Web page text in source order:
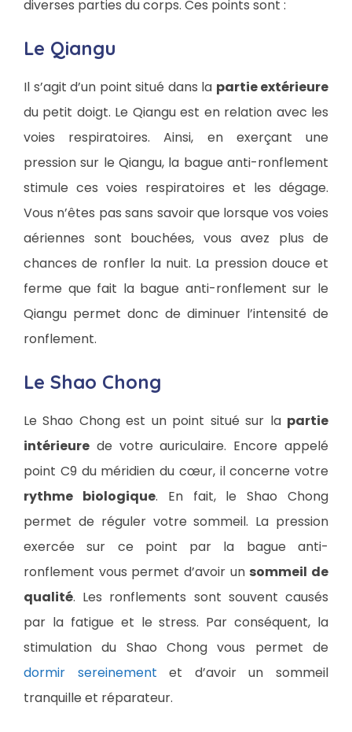
diverses parties du corps. Ces points sont :
Le Qiangu
Il s’agit d’un point situé dans la partie extérieure
du petit doigt. Le Qiangu est en relation avec les
voies respiratoires. Ainsi, en exerçant une
pression sur le Qiangu, la bague anti-ronflement
stimule ces voies respiratoires et les dégage.
Vous n’êtes pas sans savoir que lorsque vos voies
aériennes sont bouchées, vous avez plus de
chances de ronfler la nuit. La pression douce et
ferme que fait la bague anti-ronflement sur le
Qiangu permet donc de diminuer l’intensité de
ronflement.
Le Shao Chong
Le Shao Chong est un point situé sur la partie
intérieure de votre auriculaire. Encore appelé
point C9 du méridien du cœur, il concerne votre
rythme biologique. En fait, le Shao Chong
permet de réguler votre sommeil. La pression
exercée sur ce point par la bague anti-
ronflement vous permet d’avoir un sommeil de
qualité. Les ronflements sont souvent causés
par la fatigue et le stress. Par conséquent, la
stimulation du Shao Chong vous permet de
dormir sereinement et d’avoir un sommeil
tranquille et réparateur.